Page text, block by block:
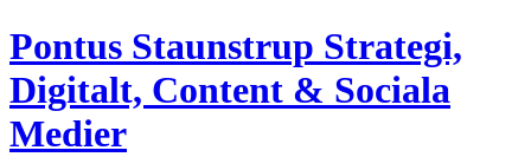
Pontus Staunstrup Strategi,
Digitalt, Content & Sociala
Medier